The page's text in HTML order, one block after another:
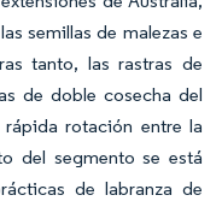
semillas de malezas e
tanto, las rastras de
de doble cosecha del
rotación entre la
del segmento se está
de labranza de